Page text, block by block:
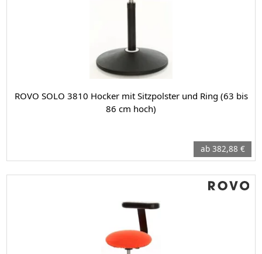
ROVO SOLO 3810 Hocker mit Sitzpolster und Ring (63 bis
86 cm hoch)
ab 382,88 €